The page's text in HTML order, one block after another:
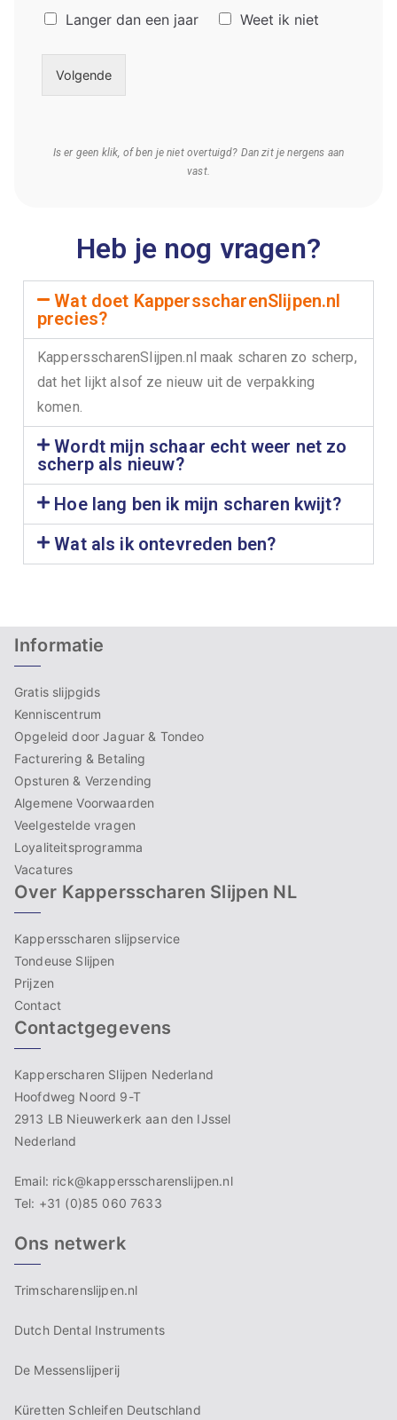
Langer dan een jaar
Weet ik niet
Volgende
Is er geen klik, of ben je niet overtuigd? Dan zit je nergens aan
vast.
Heb je nog vragen?
Wat doet KappersscharenSlijpen.nl
precies?
KappersscharenSlijpen.nl maak scharen zo scherp,
dat het lijkt alsof ze nieuw uit de verpakking
komen.
Wordt mijn schaar echt weer net zo
scherp als nieuw?
Hoe lang ben ik mijn scharen kwijt?
Wat als ik ontevreden ben?
Informatie
Gratis slijpgids
Kenniscentrum
Opgeleid door Jaguar & Tondeo
Facturering & Betaling
Opsturen & Verzending
Algemene Voorwaarden
Veelgestelde vragen
Loyaliteitsprogramma
Vacatures
Over Kappersscharen Slijpen NL
Kappersscharen slijpservice
Tondeuse Slijpen
Prijzen
Contact
Contactgegevens
Kapperscharen Slijpen Nederland
Hoofdweg Noord 9-T
2913 LB Nieuwerkerk aan den IJssel
Nederland
Email: rick@kappersscharenslijpen.nl
Tel: +31 (0)85 060 7633
Ons netwerk
Trimscharenslijpen.nl
Dutch Dental Instruments
De Messenslijperij
Küretten Schleifen Deutschland